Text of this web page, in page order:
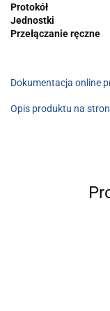
Protokół
Jednostki
Przełączanie ręczne
Dokumentacja online
Opis produktu na